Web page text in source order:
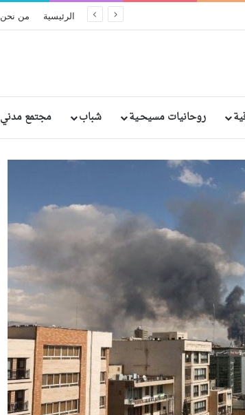
الرئيسية من نحن
روحانيات مسيحـية شباب مجتمع مدني